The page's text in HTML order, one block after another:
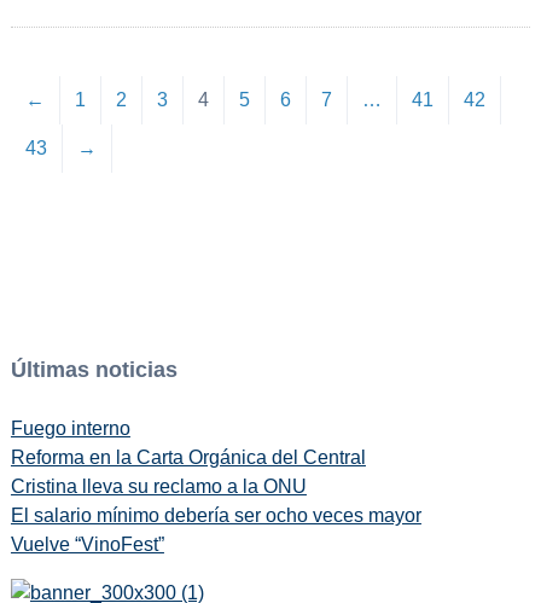
← 1 2 3 4 5 6 7 … 41 42
43 →
Últimas noticias
Fuego interno
Reforma en la Carta Orgánica del Central
Cristina lleva su reclamo a la ONU
El salario mínimo debería ser ocho veces mayor
Vuelve “VinoFest”